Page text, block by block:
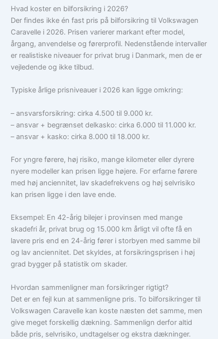
Hvad koster en bilforsikring i 2026?
Der findes ikke én fast pris på bilforsikring til Volkswagen
Caravelle i 2026. Prisen varierer markant efter model,
årgang, anvendelse og førerprofil. Nedenstående intervaller
er realistiske niveauer for privat brug i Danmark, men de er
vejledende og ikke tilbud.
Typiske årlige prisniveauer i 2026 kan ligge omkring:
– ansvarsforsikring: cirka 4.500 til 9.000 kr.
– ansvar + begrænset delkasko: cirka 6.000 til 11.000 kr.
– ansvar + kasko: cirka 8.000 til 18.000 kr.
For yngre førere, høj risiko, mange kilometer eller dyrere
nyere modeller kan prisen ligge højere. For erfarne førere
med høj anciennitet, lav skadefrekvens og høj selvrisiko
kan prisen ligge i den lave ende.
Eksempel: En 42-årig bilejer i provinsen med mange
skadefri år, privat brug og 15.000 km årligt vil ofte få en
lavere pris end en 24-årig fører i storbyen med samme bil
og lav anciennitet. Det skyldes, at forsikringsprisen i høj
grad bygger på statistik om skader.
Hvordan sammenligner man forsikringer rigtigt?
Det er en fejl kun at sammenligne pris. To bilforsikringer til
Volkswagen Caravelle kan koste næsten det samme, men
give meget forskellig dækning. Sammenlign derfor altid
både pris, selvrisiko, undtagelser og ekstra dækninger.